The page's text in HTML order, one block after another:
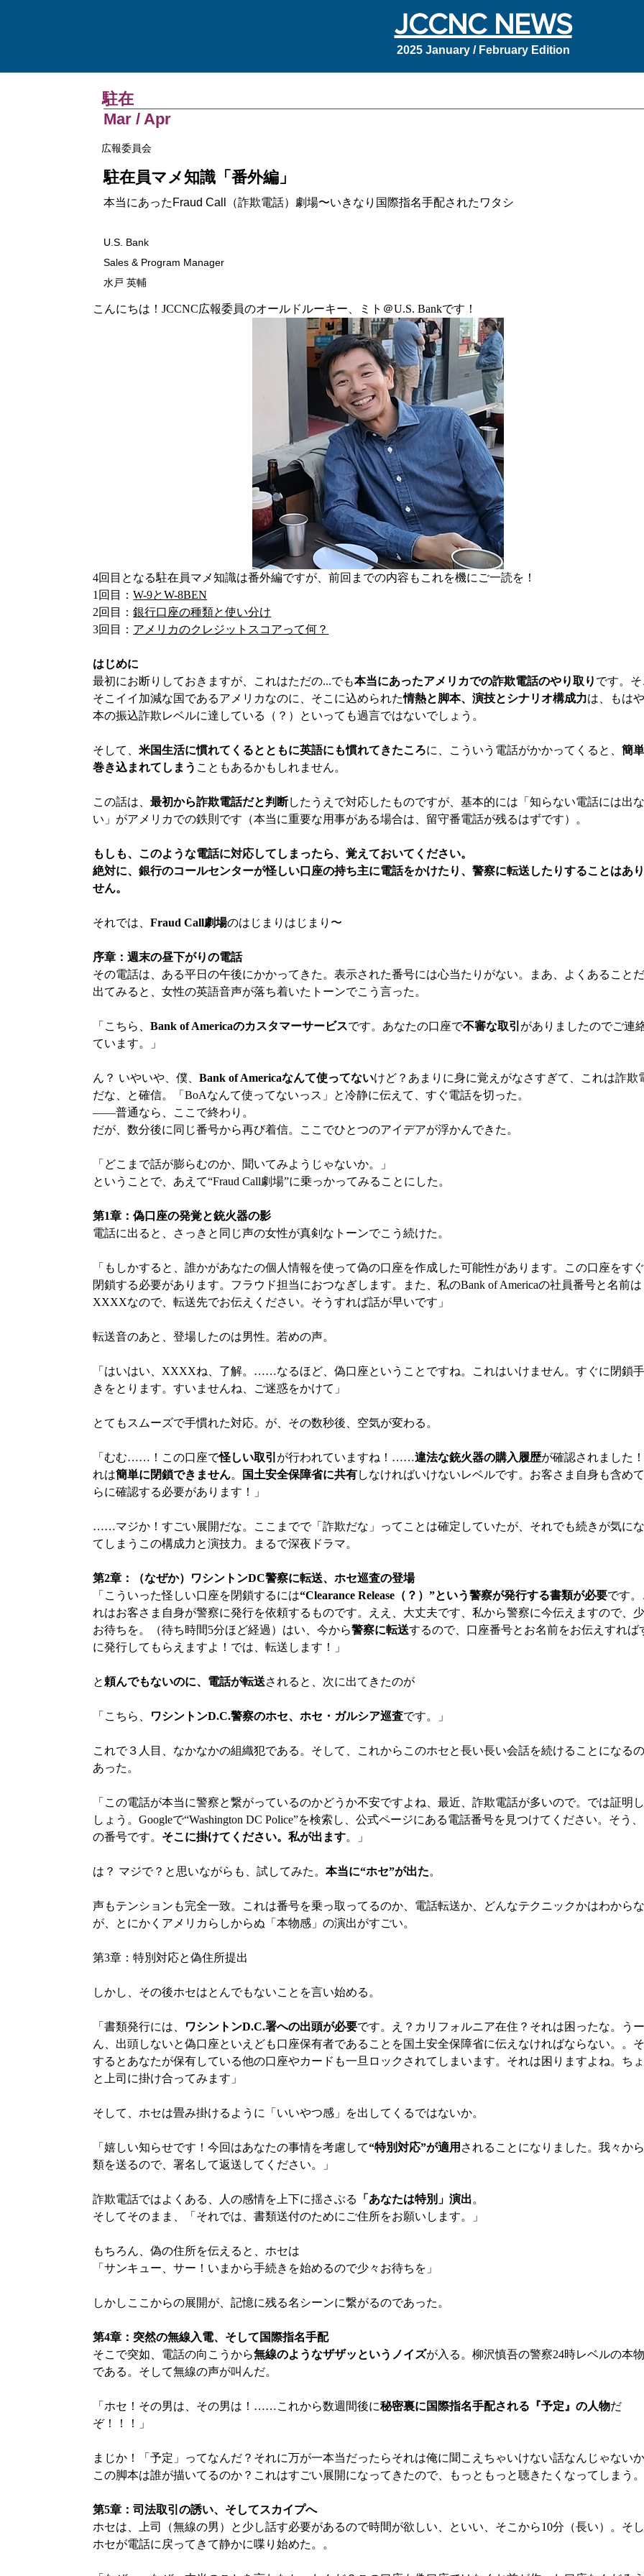
JCCNC NEWS
2025 January / February Edition
駐在
Mar / Apr
広報委員会
駐在員マメ知識「番外編」
本当にあったFraud Call（詐欺電話）劇場〜いきなり国際指名手配されたワタシ
U.S. Bank
Sales & Program Manager
水戸 英輔
こんにちは！JCCNC広報委員のオールドルーキー、ミト＠U.S. Bankです！
4回目となる駐在員マメ知識は番外編ですが、前回までの内容もこれを機にご一読を！
1回目：W-9とW-8BEN
2回目：銀行口座の種類と使い分け
3回目： アメリカのクレジットスコアって何？
はじめに
最初にお断りしておきますが、これはただの...でも本当にあったアメリカでの詐欺電話のやり取り です。そ
そこイイ加減な国であるアメリカなのに、そこに込められた情熱と脚本、演技とシナリオ構成力は、もは
本の振込詐欺レベルに達している（？）といっても過言ではないでしょう。
そして、米国生活に慣れてくるとともに英語にも慣れてきたころに、こういう電話がかかってくると、簡
巻き込まれてしまう こともあるかもしれません。
この話は、最初から詐欺電話だと判断したうえで対応したものですが、基本的には「知らない電話には出な
い」がアメリカでの鉄則です（本当に重要な用事がある場合は、留守番電話が残るはずです）。
もしも、このような電話に対応してしまったら、覚えておいてください。
絶対に、銀行のコールセンターが怪しい口座の持ち主に電話をかけたり、警察に転送したりすることはあ
せん。
それでは、Fraud Call劇場のはじまりはじまり〜
序章：週末の昼下がりの電話
その電話は、ある平日の午後にかかってきた。表示された番号には心当たりがない。まあ、よくあることだ
出てみると、女性の英語音声が落ち着いたトーンでこう言った。
「こちら、Bank of Americaのカスタマーサービスです。あなたの口座で不審な取引 がありましたのでご連
ています。」
ん？ いやいや、僕、Bank of Americaなんて使ってないけど？あまりに身に覚えがなさすぎて、これは詐欺
だな、と確信。「BoAなんて使ってないっス」と冷静に伝えて、すぐ電話を切った。
——普通なら、ここで終わり。
だが、数分後に同じ番号から再び着信。ここでひとつのアイデアが浮かんできた。
「どこまで話が膨らむのか、聞いてみようじゃないか。」
ということで、あえて“Fraud Call劇場”に乗っかってみることにした。
第1章：偽口座の発覚と銃火器の影
電話に出ると、さっきと同じ声の女性が真剣なトーンでこう続けた。
「もしかすると、誰かがあなたの個人情報を使って偽の口座を作成した可能性があります。この口座をす
閉鎖する必要があります。フラウド担当におつなぎします。また、私のBank of Americaの社員番号と名前は
XXXXなので、転送先でお伝えください。そうすれば話が早いです」
転送音のあと、登場したのは男性。若めの声。
「はいはい、XXXXね、了解。……なるほど、偽口座ということですね。これはいけません。すぐに閉鎖
きをとります。すいませんね、ご迷惑をかけて」
とてもスムーズで手慣れた対応。が、その数秒後、空気が変わる。
「むむ……！この口座で怪しい取引 が行われていますね！……違法な銃火器の購入履歴が確認されました
れは簡単に閉鎖できません。 国土安全保障省に共有しなければいけないレベルです。お客さま自身も含め
らに確認する必要があります！」
……マジか！すごい展開だな。ここまでで「詐欺だな」ってことは確定していたが、それでも続きが気に
てしまうこの構成力と演技力。まるで深夜ドラマ。
第2章：（なぜか）ワシントンDC警察に転送、ホセ巡査の登場
「こういった怪しい口座を閉鎖するには“Clearance Release（？）”という警察が発行する書類が必要です。
れはお客さま自身が警察に発行を依頼するものです。ええ、大丈夫です、私から警察に今伝えますので、
お待ちを。（待ち時間5分ほど経過）はい、今から警察に転送するので、口座番号とお名前をお伝えすれば
に発行してもらえますよ！では、転送します！」
と 頼んでもないのに、電話が転送されると、次に出てきたのが
「こちら、 ワシントンD.C.警察のホセ、ホセ・ガルシア巡査です。」
これで３人目、なかなかの組織犯である。そして、これからこのホセと長い長い会話を続けることになる
あった。
「この電話が本当に警察と繋がっているのかどうか不安ですよね、最近、詐欺電話が多いので。では証明
しょう。Googleで“Washington DC Police”を検索し、公式ページにある電話番号を見つけてください。そう
の番号です。 そこに掛けてください。私が出ます。」
は？ マジで？と思いながらも、試してみた。本当に“ホセ”が出た。
声もテンションも完全一致。これは番号を乗っ取ってるのか、電話転送か、どんなテクニックかはわから
が、とにかくアメリカらしからぬ「本物感」の演出がすごい。
第3章：特別対応と偽住所提出
しかし、その後ホセはとんでもないことを言い始める。
「書類発行には、 ワシントンD.C.署への出頭が必要です。え？カリフォルニア在住？それは困ったな。うー
ん、出頭しないと偽口座といえども口座保有者であることを国土安全保障省に伝えなければならない。。そ
するとあなたが保有している他の口座やカードも一旦ロックされてしまいます。それは困りますよね。ち
と上司に掛け合ってみます」
そして、ホセは畳み掛けるように「いいやつ感」を出してくるではないか。
「嬉しい知らせです！今回はあなたの事情を考慮して“特別対応”が適用 されることになりました。我々か
類を送るので、署名して返送してください。」
詐欺電話ではよくある、人の感情を上下に揺さぶる 「あなたは特別」演出。
そしてそのまま、「それでは、書類送付のためにご住所をお願いします。」
もちろん、偽の住所を伝えると、ホセは
「サンキュー、サー！いまから手続きを始めるので少々お待ちを」
しかしここからの展開が、記憶に残る名シーンに繋がるのであった。
第4章：突然の無線入電、そして国際指名手配
そこで突如、電話の向こうから無線のようなザザッというノイズが入る。柳沢慎吾の警察24時レベルの本
である。そして無線の声が叫んだ。
「ホセ！その男は、その男は！……これから数週間後に秘密裏に国際指名手配される『予定』の人物だ
ぞ！！！」
まじか！「予定」ってなんだ？それに万が一本当だったらそれは俺に聞こえちゃいけない話なんじゃないか
この脚本は誰が描いてるのか？これはすごい展開になってきたので、もっともっと聴きたくなってしまう。
第5章：司法取引の誘い、そしてスカイプへ
ホセは、上司（無線の男）と少し話す必要があるので時間が欲しい、といい、そこから10分（長い）。そ
ホセが電話に戻ってきて静かに喋り始めた。。